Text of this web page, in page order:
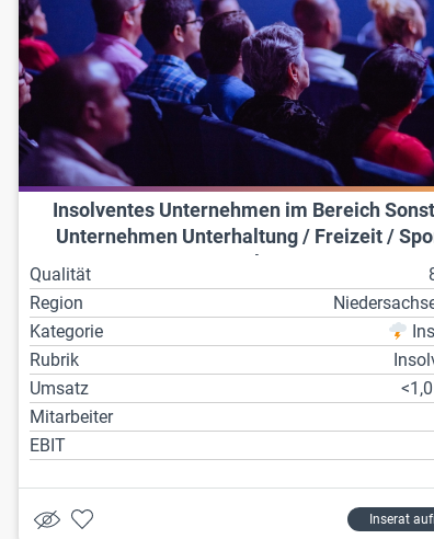
Insolventes Unternehmen im Bereich
Unternehmen Unterhaltung / Freizeit /
Qualität
Region
Kategorie
Rubrik
Umsatz
Mitarbeiter
EBIT
Inserat